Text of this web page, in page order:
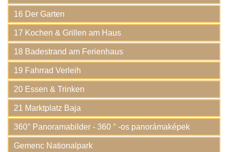
16 Der Garten
17 Kochen & Grillen am Haus
18 Badestrand am Ferienhaus
19 Fahrrad Verleih
20 Essen & Trinken
21 Marktplatz Baja
360° Panoramabilder - 360 ° -os panorámaképek
Gemenc Nationalpark